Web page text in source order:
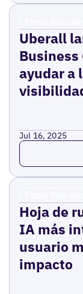
Uberall
ayudar a
Jul 16, 2025
Read more
Hoja de
IA más
usuario
impacto